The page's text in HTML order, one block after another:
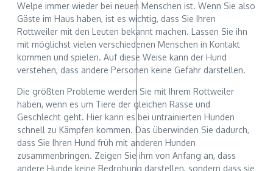
Welpe immer wieder bei neuen Menschen ist. Wenn Sie also
Gäste im Haus haben, ist es wichtig, dass Sie Ihren
Rottweiler mit den Leuten bekannt machen. Lassen Sie ihn
mit möglichst vielen verschiedenen Menschen in Kontakt
kommen und spielen. Auf diese Weise kann der Hund
verstehen, dass andere Personen keine Gefahr darstellen.
Die größten Probleme werden Sie mit Ihrem Rottweiler
haben, wenn es um Tiere der gleichen Rasse und
Geschlecht geht. Hier kann es bei untrainierten Hunden
schnell zu Kämpfen kommen. Das überwinden Sie dadurch,
dass Sie Ihren Hund früh mit anderen Hunden
zusammenbringen. Zeigen Sie ihm von Anfang an, dass
andere Hunde keine Bedrohung darstellen, sondern dass sie